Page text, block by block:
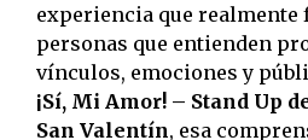
experiencia que realmente
personas que entienden
vínculos, emociones y
¡Sí, Mi Amor! – Stand Up
San Valentín, esa